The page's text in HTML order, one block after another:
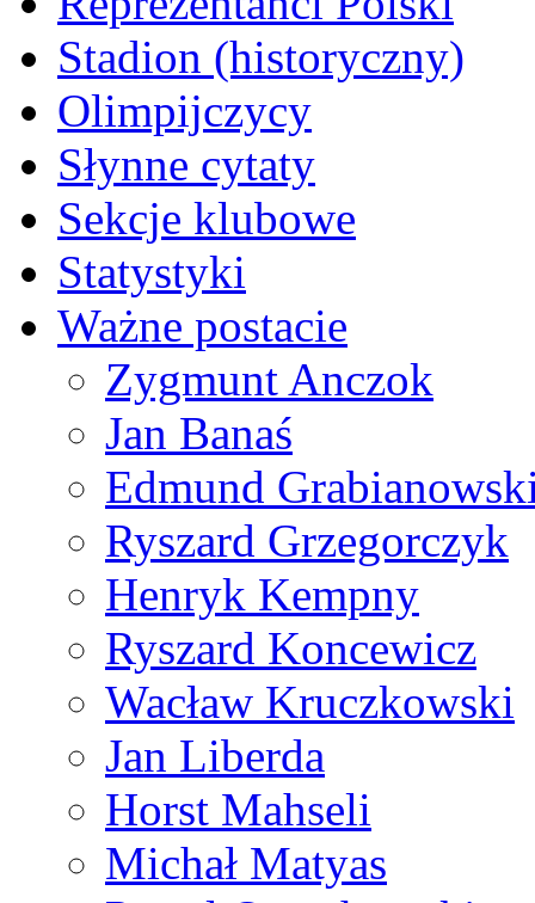
Stadion (historyczny)
Olimpijczycy
Słynne cytaty
Sekcje klubowe
Statystyki
Ważne postacie
Zygmunt Anczok
Jan Banaś
Edmund
Ryszard Grzegorczyk
Henryk Kempny
Ryszard Koncewicz
Wacław Kruczkowski
Jan Liberda
Horst Mahseli
Michał Matyas